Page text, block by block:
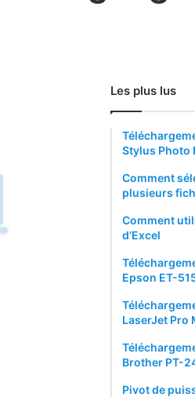
Les plus lus
Stylus Photo
Comment
plusieurs
Comment
d’Excel
Epson ET-
LaserJet Pro
Brother PT-
Pivot de